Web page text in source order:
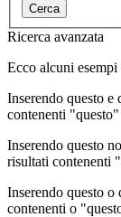
Cerca
Ricerca avanzata
Ecco alcuni
Inserendo questo e
contenenti
Inserendo questo
risultati contenenti
Inserendo questo o
contenenti o